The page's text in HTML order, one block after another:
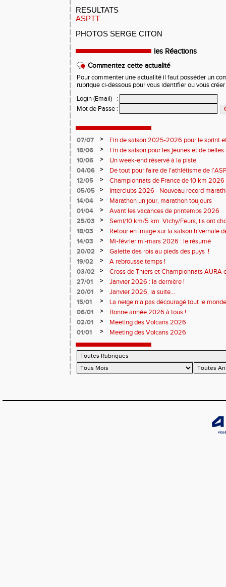
RESULTATS
ASPTT
PHOTOS SERGE CITON
les Réactions
Commentez cette actualité
Pour commenter une actualité il faut posséder un
rubrique ci-dessous pour vous identifier ou vous
Login (Email)
:
Mot de Passe :
07/07 >
Fin de saison 2025-2026 pour le sprint
18/06
>
Fin de saison pour les jeunes et de
10/06
>
Un week-end réservé à la piste
04/06
>
De tout pour faire de l'athlétisme de
monde souriant
12/05 >
Championnats de France de 10 km
Soirées piste
05/05 >
Interclubs 2026 - Nouveau record
résultats
14/04 >
Marathon un jour, marathon toujours
01/04
>
Avant les vacances de printemps 2026
25/03
>
Semi/10 km/5 km. Vichy/Feurs, ils ont
18/03
>
Retour en image sur la saison hivernale
14/03
>
Mi-février mi-mars 2026 : le résumé
20/02
>
Galette des rois au pieds des puys !
19/02
>
A rebrousse temps !
03/02
>
Cross de Thiers et Championnats AURA
27/01
>
Janvier 2026 : la dernière !
20/01
>
Janvier 2026, la suite...
15/01
>
La neige n’a pas découragé tout le
06/01
>
Bonne année 2026 à tous !
02/01
>
Meeting des Volcans 2026
01/01
> Meeting des Volcans 2026